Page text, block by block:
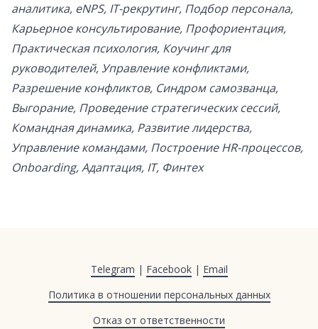
аналитика, eNPS, IT-рекрутинг, Подбор персонала,
Карьерное консультирование, Профориентация,
Практическая психология, Коучинг для
руководителей, Управление конфликтами,
Разрешение конфликтов, Синдром самозванца,
Выгорание, Проведение стратегических сессий,
Командная динамика, Развитие лидерства,
Управление командами, Построение HR-процессов,
Onboarding, Адаптация, IT, Финтех
Telegram | Facebook| Email
Политика в отношении персональных данных
Отказ от ответственности